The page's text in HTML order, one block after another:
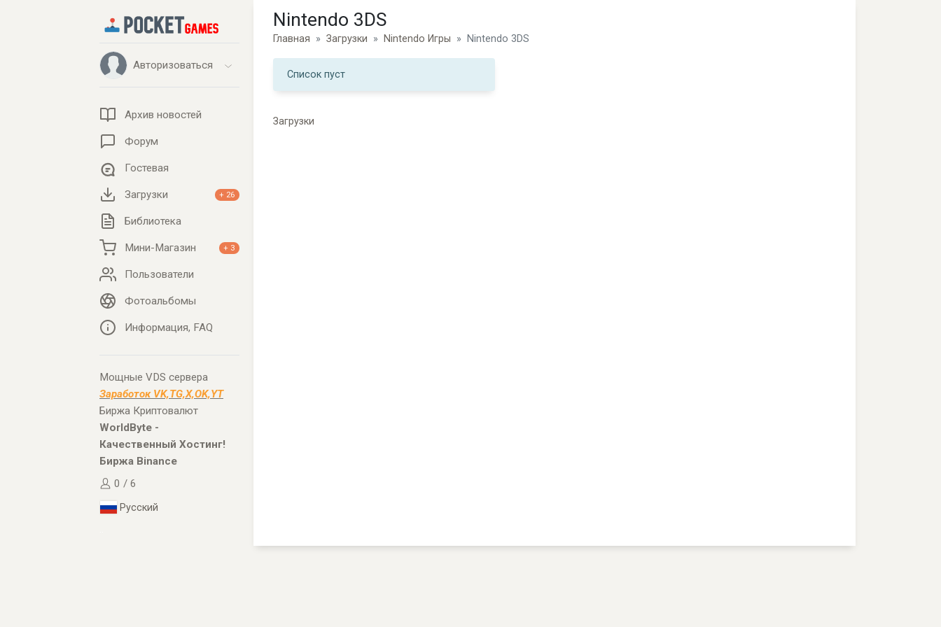
Авторизоваться
Архив новостей
Форум
Гостевая
Загрузки + 26
Библиотека
Мини-Магазин + 3
Пользователи
Фотоальбомы
Информация, FAQ
Мощные VDS сервера
Заработок VK,TG,X,OK,YT
Биржа Криптовалют
WorldByte -
Качественный Хостинг!
Биржа Binance
0 / 6
Русский
Nintendo 3DS
Главная Загрузки Nintendo Игры Nintendo 3DS
Список пуст
Загрузки